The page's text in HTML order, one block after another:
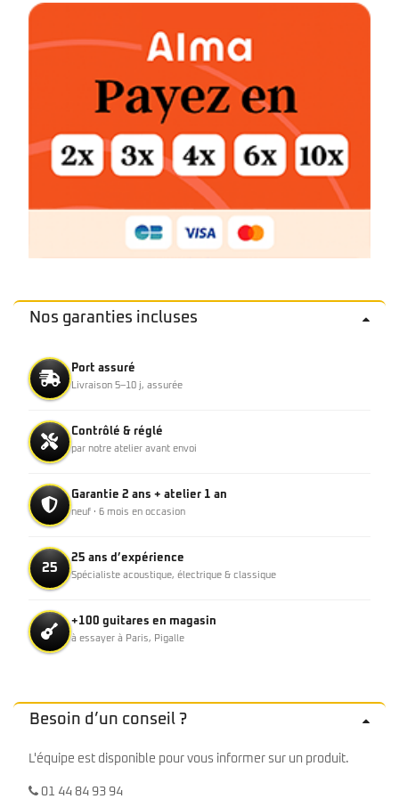
Nos garanties incluses
Port assuré
Livraison 5–10 j, assurée
Contrôlé & réglé
par notre atelier avant envoi
Garantie 2 ans + atelier 1 an
neuf · 6 mois en occasion
25
25 ans d’expérience
Spécialiste acoustique, électrique & classique
+100 guitares en magasin
à essayer à Paris, Pigalle
Besoin d’un conseil ?
L'équipe est disponible pour vous informer sur un produit.
01 44 84 93 94